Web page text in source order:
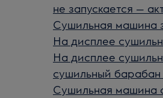
не запускается —
Сушильная машина
На дисплее
На дисплее
сушильный барабан
Сушильная машина